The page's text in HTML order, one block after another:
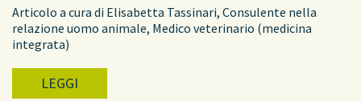
Articolo a cura di Elisabetta Tassinari, Consulente nella
relazione uomo animale, Medico veterinario (medicina
integrata)
LEGGI